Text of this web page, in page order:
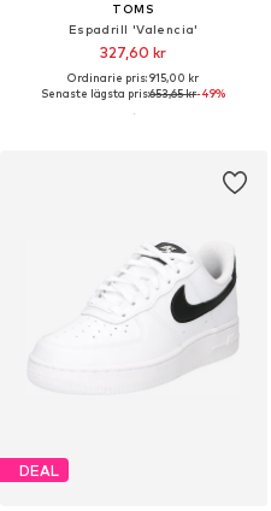
TOMS
Espadrill 'Valencia'
327,60 kr
Ordinarie pris: 915,00 kr
Senaste lägsta pris:653,65 kr-49%
DEAL